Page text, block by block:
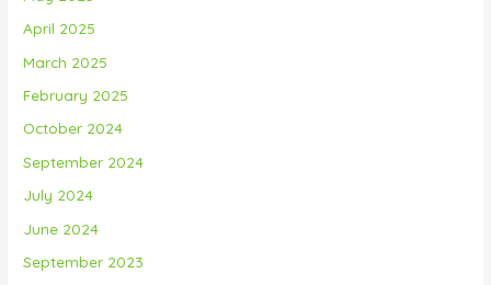
April 2025
March 2025
February 2025
October 2024
September 2024
July 2024
June 2024
September 2023